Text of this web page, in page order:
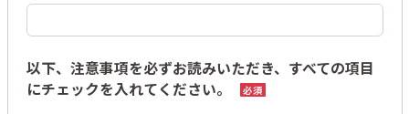
以下、注意事項を必ずお読みいただき、すべての項目
にチェックを入れてください。
必須